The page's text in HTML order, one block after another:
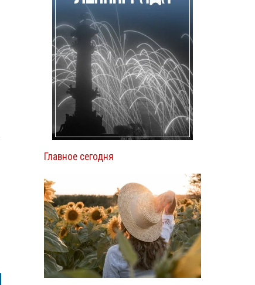
Главное сегодня